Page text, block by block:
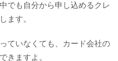
でも自分から申し込めるクレ
ます。
ていなくても、カード会社の
きますよ。